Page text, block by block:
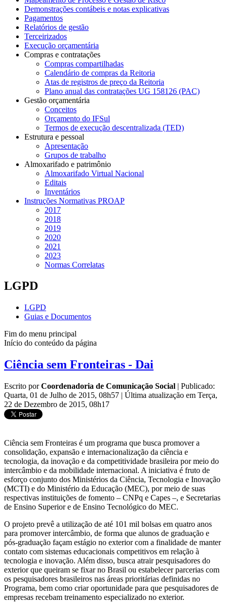
Demonstrações contábeis e notas explicativas
Pagamentos
Relatórios de gestão
Terceirizados
Execução orçamentária
Compras e contratações
Compras compartilhadas
Calendário de compras da Reitoria
Atas de registros de preço da Reitoria
Plano anual das contratações UG 158126 (PAC)
Gestão orçamentária
Conceitos
Orçamento do IFSul
Termos de execução descentralizada (TED)
Estrutura e pessoal
Apresentação
Grupos de trabalho
Almoxarifado e patrimônio
Almoxarifado Virtual Nacional
Editais
Inventários
Instruções Normativas PROAP
2017
2018
2019
2020
2021
2023
Normas Correlatas
LGPD
LGPD
Guias e Documentos
Fim do menu principal
Início do conteúdo da página
Ciência sem Fronteiras - Dai
Escrito porCoordenadoria de Comunicação Social | Publicado:
Quarta, 01 de Julho de 2015, 08h57 | Última atualização em Terça,
22 de Dezembro de 2015, 08h17
Ciência sem Fronteiras é um programa que busca promover a
consolidação, expansão e internacionalização da ciência e
tecnologia, da inovação e da competitividade brasileira por meio do
intercâmbio e da mobilidade internacional. A iniciativa é fruto de
esforço conjunto dos Ministérios da Ciência, Tecnologia e Inovação
(MCTI) e do Ministério da Educação (MEC), por meio de suas
respectivas instituições de fomento – CNPq e Capes –, e Secretarias
de Ensino Superior e de Ensino Tecnológico do MEC.
O projeto prevê a utilização de até 101 mil bolsas em quatro anos
para promover intercâmbio, de forma que alunos de graduação e
pós-graduação façam estágio no exterior com a finalidade de manter
contato com sistemas educacionais competitivos em relação à
tecnologia e inovação. Além disso, busca atrair pesquisadores do
exterior que queiram se fixar no Brasil ou estabelecer parcerias com
os pesquisadores brasileiros nas áreas prioritárias definidas no
Programa, bem como criar oportunidade para que pesquisadores de
empresas recebam treinamento especializado no exterior.